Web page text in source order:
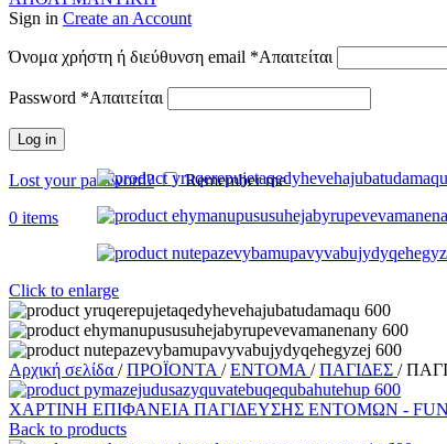
Sign in Create an Account
Όνομα χρήστη ή διεύθυνση email *Απαιτείται
Password *Απαιτείται
Log in
Lost your password?
Remember me
0 items
Click to enlarge
Αρχική σελίδα / ΠΡΟΪΟΝΤΑ / ΕΝΤΟΜΑ / ΠΑΓΙΔΕΣ /
ΧΑΡΤΙΝΗ ΕΠΙΦΑΝΕΙΑ ΠΑΓΙΔΕΥΣΗΣ ΕΝΤΟΜΩΝ -
Back to products